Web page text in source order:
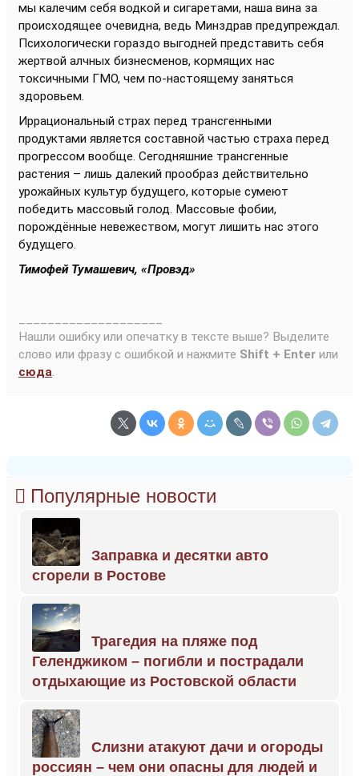
мы калечим себя водкой и сигаретами, наша вина за
происходящее очевидна, ведь Минздрав предупреждал.
Психологически гораздо выгодней представить себя
жертвой алчных бизнесменов, кормящих нас
токсичными ГМО, чем по-настоящему заняться
здоровьем.
Иррациональный страх перед трансгенными
продуктами является составной частью страха перед
прогрессом вообще. Сегодняшние трансгенные
растения – лишь далекий прообраз действительно
урожайных культур будущего, которые сумеют
победить массовый голод. Массовые фобии,
порождённые невежеством, могут лишить нас этого
будущего.
Тимофей Тумашевич, «Провэд»
Нашли ошибку или опечатку в тексте выше? Выделите
слово или фразу с ошибкой и нажмите Shift + Enter или
сюда.
Популярные новости
Заправка и десятки авто
сгорели в Ростове
Трагедия на пляже под
Геленджиком – погибли и пострадали
отдыхающие из Ростовской области
Слизни атакуют дачи и огороды
россиян – чем они опасны для людей и